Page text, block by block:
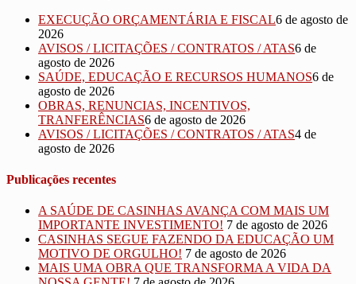
EXECUÇÃO ORÇAMENTÁRIA E FISCAL6 de agosto de
2026
AVISOS / LICITAÇÕES / CONTRATOS / ATAS6 de
agosto de 2026
SAÚDE, EDUCAÇÃO E RECURSOS HUMANOS6 de
agosto de 2026
OBRAS, RENUNCIAS, INCENTIVOS,
TRANFERÊNCIAS6 de agosto de 2026
AVISOS / LICITAÇÕES / CONTRATOS / ATAS4 de
agosto de 2026
Publicações recentes
A SAÚDE DE CASINHAS AVANÇA COM MAIS UM
IMPORTANTE INVESTIMENTO! 7 de agosto de 2026
CASINHAS SEGUE FAZENDO DA EDUCAÇÃO UM
MOTIVO DE ORGULHO! 7 de agosto de 2026
MAIS UMA OBRA QUE TRANSFORMA A VIDA DA